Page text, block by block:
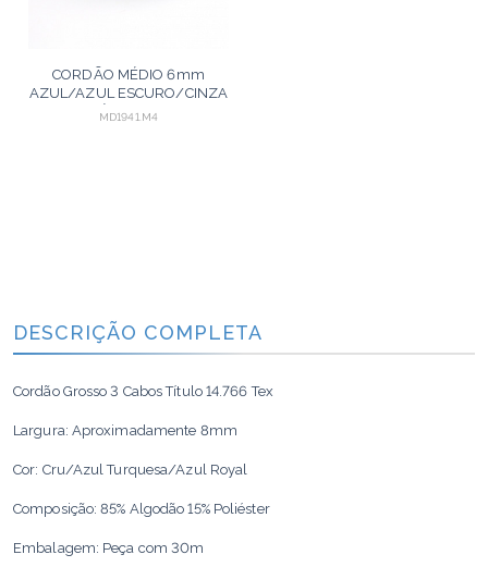
CORDÃO MÉDIO 6mm
AZUL/AZUL ESCURO/CINZA
MÉDIO 30m
MD1941.M4
DESCRIÇÃO COMPLETA
Cordão Grosso 3 Cabos Título 14.766 Tex
Largura: Aproximadamente 8mm
Cor: Cru/Azul Turquesa/Azul Royal
Composição: 85% Algodão 15% Poliéster
Embalagem: Peça com 30m